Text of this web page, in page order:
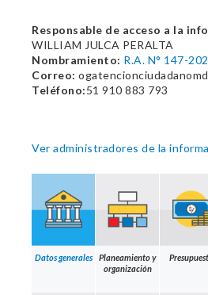
Responsable de acceso a la
WILLIAM JULCA PERALTA
Nombramiento: R.A. N° 147-
Correo:
Teléfono:51 910 883 793
Ver administradores de la
Datos generales
Planeamiento y
organización